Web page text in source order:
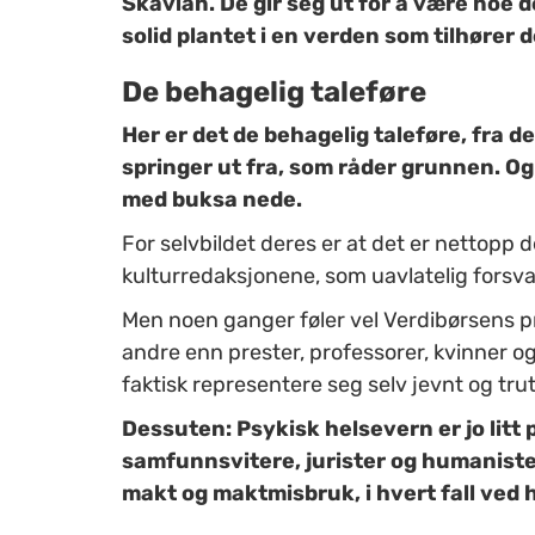
solid plantet i en verden som tilhører
De behagelig taleføre
Her er det de behagelig taleføre, fra
springer ut fra, som råder grunnen.
med buksa nede.
For selvbildet deres er at det er nettopp
kulturredaksjonene, som uavlatelig
Men noen ganger føler vel Verdibørsens
andre enn prester, professorer, kvinner
faktisk representere seg selv jevnt og
Dessuten: Psykisk helsevern er jo litt
samfunnsvitere, jurister og
makt og maktmisbruk, i hvert fall ved